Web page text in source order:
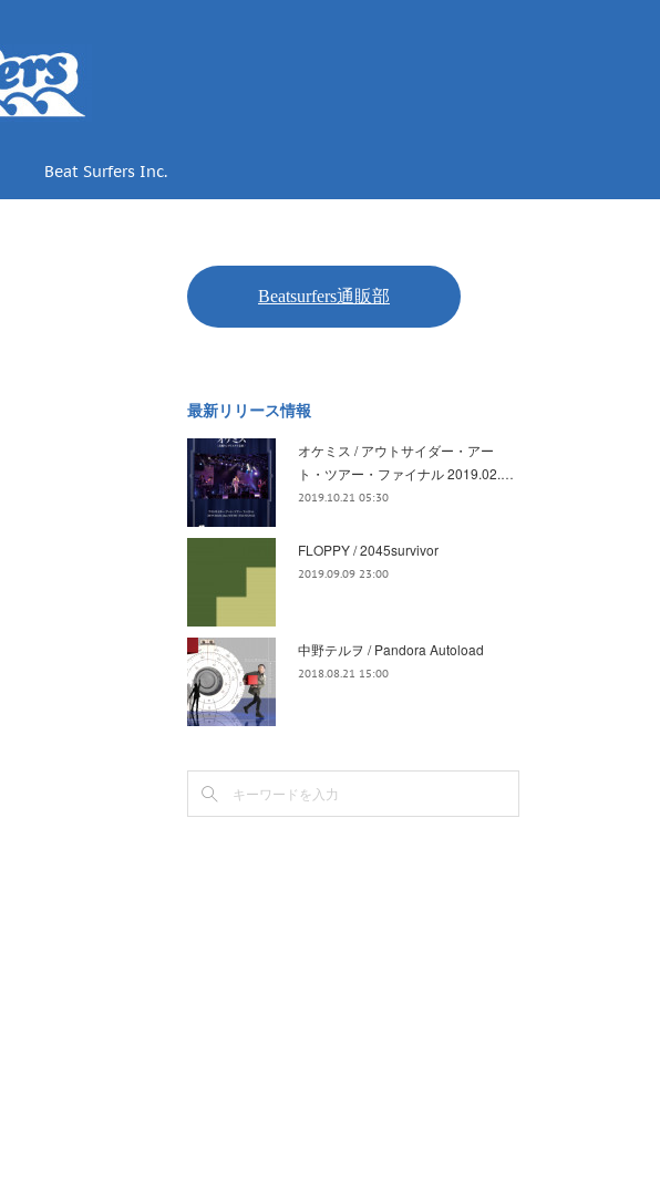
Beat Surfers Inc.
最新リリース情報
オケミス / アウトサイダー・アー
ト・ツアー・ファイナル 2019.02.…
2019.10.21 05:30
FLOPPY / 2045survivor
2019.09.09 23:00
中野テルヲ / Pandora Autoload
2018.08.21 15:00